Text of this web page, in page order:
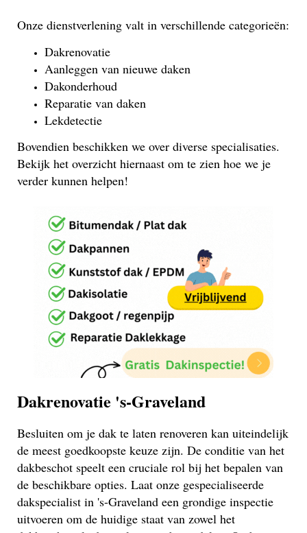
Onze dienstverlening valt in verschillende categorieën:
Dakrenovatie
Aanleggen van nieuwe daken
Dakonderhoud
Reparatie van daken
Lekdetectie
Bovendien beschikken we over diverse specialisaties.
Bekijk het overzicht hiernaast om te zien hoe we je
verder kunnen helpen!
Dakrenovatie 's-Graveland
Besluiten om je dak te laten renoveren kan uiteindelijk
de meest goedkoopste keuze zijn. De conditie van het
dakbeschot speelt een cruciale rol bij het bepalen van
de beschikbare opties. Laat onze gespecialiseerde
dakspecialist in 's-Graveland een grondige inspectie
uitvoeren om de huidige staat van zowel het